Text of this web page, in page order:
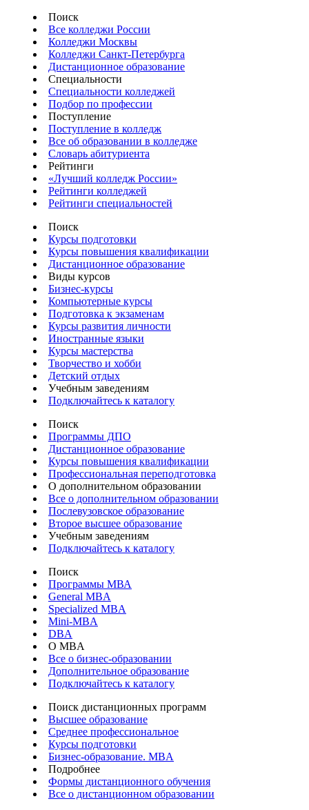
Поиск
Все колледжи России
Колледжи Москвы
Колледжи Санкт-Петербурга
Дистанционное образование
Специальности
Специальности колледжей
Подбор по профессии
Поступление
Поступление в колледж
Все об образовании в колледже
Словарь абитуриента
Рейтинги
«Лучший колледж России»
Рейтинги колледжей
Рейтинги специальностей
Поиск
Курсы подготовки
Курсы повышения квалификации
Дистанционное образование
Виды курсов
Бизнес-курсы
Компьютерные курсы
Подготовка к экзаменам
Курсы развития личности
Иностранные языки
Курсы мастерства
Творчество и хобби
Детский отдых
Учебным заведениям
Подключайтесь к каталогу
Поиск
Программы ДПО
Дистанционное образование
Курсы повышения квалификации
Профессиональная переподготовка
О дополнительном образовании
Все о дополнительном образовании
Послевузовское образование
Второе высшее образование
Учебным заведениям
Подключайтесь к каталогу
Поиск
Программы МВА
General MBA
Specialized MBA
Mini-MBA
DBA
О MBA
Все о бизнес-образовании
Дополнительное образование
Подключайтесь к каталогу
Поиск дистанционных программ
Высшее образование
Среднее профессиональное
Курсы подготовки
Бизнес-образование. MBA
Подробнее
Формы дистанционного обучения
Все о дистанционном образовании